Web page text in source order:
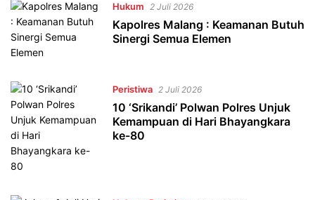
Hukum 2 Juli 2026
Kapolres Malang : Keamanan Butuh
Sinergi Semua Elemen
Peristiwa 2 Juli 2026
10 ‘Srikandi’ Polwan Polres Unjuk
Kemampuan di Hari Bhayangkara
ke-80